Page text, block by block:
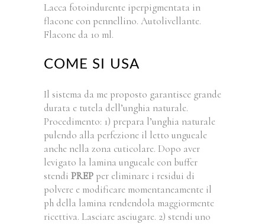
Lacca fotoindurente iperpigmentata in
flacone con pennellino. Autolivellante.
Flacone da 10 ml.
COME SI USA
Il sistema da me proposto garantisce grande
durata e tutela dell’unghia naturale.
Procedimento: 1) prepara l’unghia naturale
pulendo alla perfezione il letto ungueale
anche nella zona cuticolare. Dopo aver
levigato la lamina ungueale con buffer
stendi PREP per eliminare i residui di
polvere e modificare momentaneamente il
ph della lamina rendendola maggiormente
ricettiva. Lasciare asciugare. 2) stendi uno